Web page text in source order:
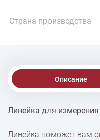
Страна производства
Описание
% Скидки
Линейка для
Линейка поможет вам